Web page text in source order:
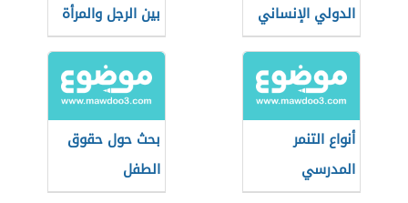
الدولي الإنساني
بين الرجل والمرأة
أنواع التنمر
المدرسي
بحث حول حقوق
الطفل